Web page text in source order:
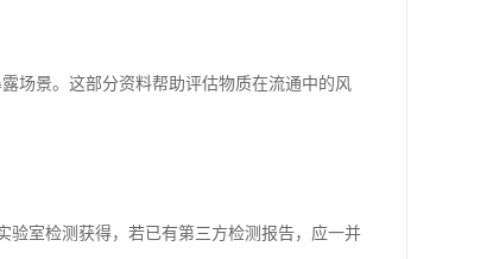
场景。这部分资料帮助评估物质在流通中的风
验室检测获得，若已有第三方检测报告，应一并